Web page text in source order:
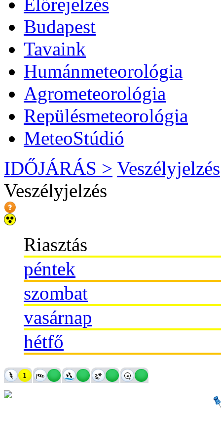
Budapest
Tavaink
Humánmeteorológia
Agrometeorológia
Repülésmeteorológia
MeteoStúdió
IDŐJÁRÁS > Veszélyjelzés
Veszélyjelzés
Riasztás
péntek
szombat
vasárnap
hétfő